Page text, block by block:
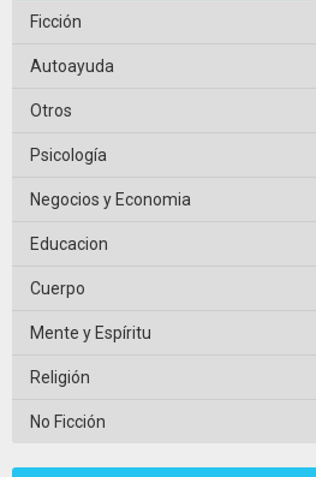
Ficción
Autoayuda
Otros
Psicología
Negocios y Economia
Educacion
Cuerpo
Mente y Espíritu
Religión
No Ficción